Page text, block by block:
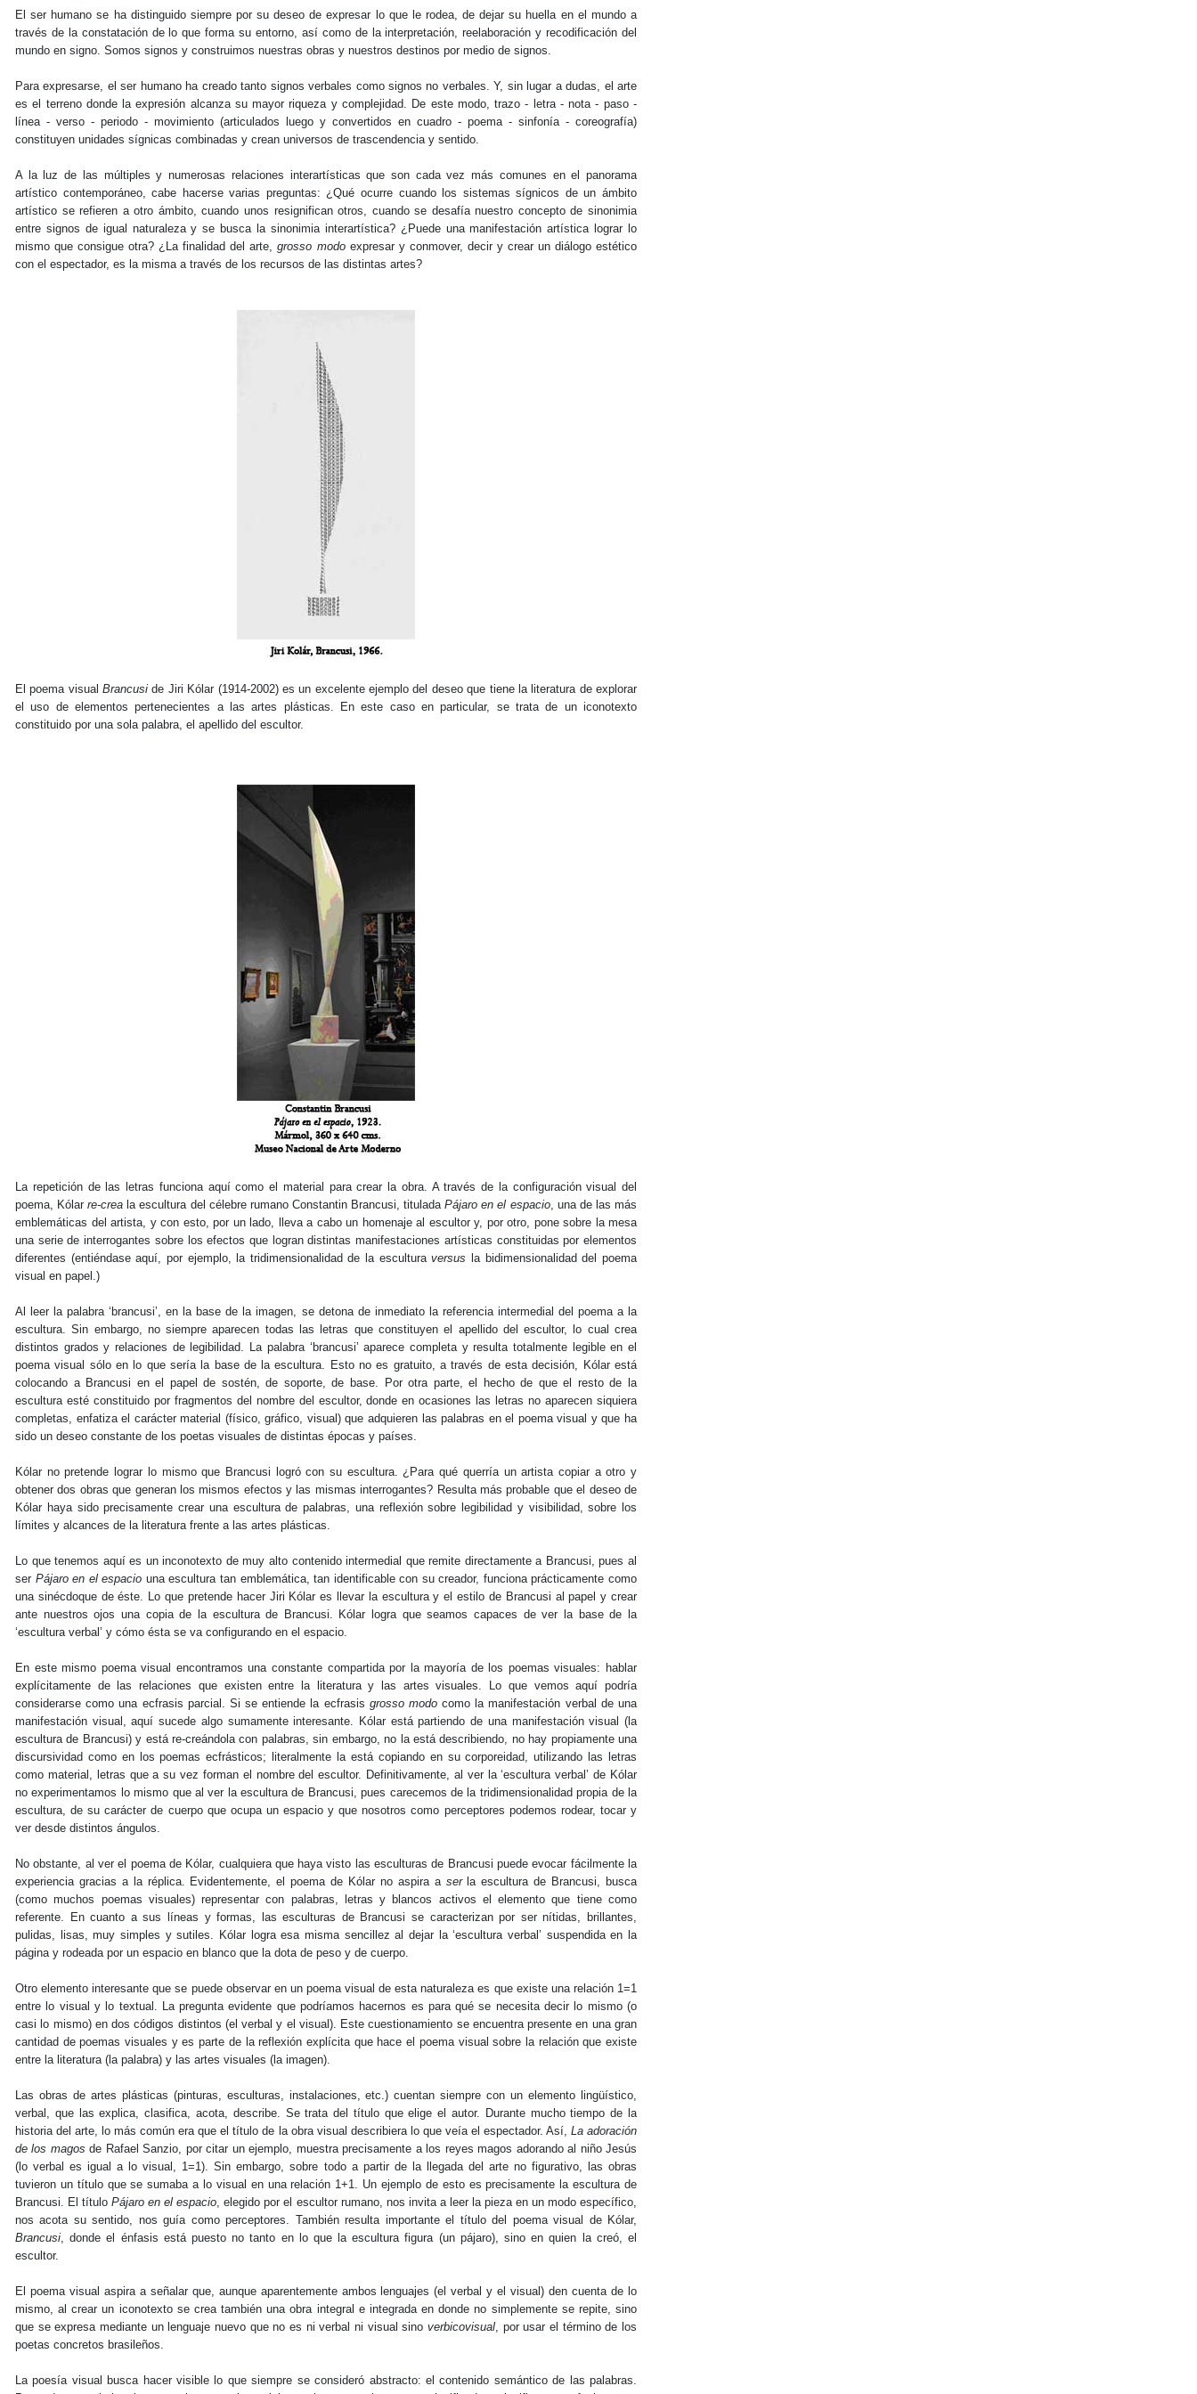
El ser humano se ha distinguido siempre por su deseo de expresar lo que le rodea, de dejar su huella en el mundo a
través de la constatación de lo que forma su entorno, así como de la interpretación, reelaboración y recodificación del
mundo en signo. Somos signos y construimos nuestras obras y nuestros destinos por medio de signos.
Para expresarse, el ser humano ha creado tanto signos verbales como signos no verbales. Y, sin lugar a dudas, el arte
es el terreno donde la expresión alcanza su mayor riqueza y complejidad. De este modo, trazo - letra - nota - paso -
línea - verso - periodo - movimiento (articulados luego y convertidos en cuadro - poema - sinfonía - coreografía)
constituyen unidades sígnicas combinadas y crean universos de trascendencia y sentido.
A la luz de las múltiples y numerosas relaciones interartísticas que son cada vez más comunes en el panorama
artístico contemporáneo, cabe hacerse varias preguntas: ¿Qué ocurre cuando los sistemas sígnicos de un ámbito
artístico se refieren a otro ámbito, cuando unos resignifican otros, cuando se desafía nuestro concepto de sinonimia
entre signos de igual naturaleza y se busca la sinonimia interartística? ¿Puede una manifestación artística lograr lo
mismo que consigue otra? ¿La finalidad del arte,grosso modoexpresar y conmover, decir y crear un diálogo estético
con el espectador, es la misma a través de los recursos de las distintas artes?
El poema visualBrancusi de Jiri Kólar (1914-2002) es un excelente ejemplo del deseo que tiene la literatura de explorar
el uso de elementos pertenecientes a las artes plásticas. En este caso en particular, se trata de un iconotexto
constituido por una sola palabra, el apellido del escultor.
La repetición de las letras funciona aquí como el material para crear la obra. A través de la configuración visual del
poema, Kólarre-crea la escultura del célebre rumano Constantin Brancusi, tituladaPájaro en el espacio, una de las más
emblemáticas del artista, y con esto, por un lado, lleva a cabo un homenaje al escultor y, por otro, pone sobre la mesa
una serie de interrogantes sobre los efectos que logran distintas manifestaciones artísticas constituidas por elementos
diferentes (entiéndase aquí, por ejemplo, la tridimensionalidad de la esculturaversus la bidimensionalidad del poema
visual en papel.)
Al leer la palabra ‘brancusi’, en la base de la imagen, se detona de inmediato la referencia intermedial del poema a la
escultura. Sin embargo, no siempre aparecen todas las letras que constituyen el apellido del escultor, lo cual crea
distintos grados y relaciones de legibilidad. La palabra ‘brancusi’ aparece completa y resulta totalmente legible en el
poema visual sólo en lo que sería la base de la escultura. Esto no es gratuito, a través de esta decisión, Kólar está
colocando a Brancusi en el papel de sostén, de soporte, de base. Por otra parte, el hecho de que el resto de la
escultura esté constituido por fragmentos del nombre del escultor, donde en ocasiones las letras no aparecen siquiera
completas, enfatiza el carácter material (físico, gráfico, visual) que adquieren las palabras en el poema visual y que ha
sido un deseo constante de los poetas visuales de distintas épocas y países.
Kólar no pretende lograr lo mismo que Brancusi logró con su escultura. ¿Para qué querría un artista copiar a otro y
obtener dos obras que generan los mismos efectos y las mismas interrogantes? Resulta más probable que el deseo de
Kólar haya sido precisamente crear una escultura de palabras, una reflexión sobre legibilidad y visibilidad, sobre los
límites y alcances de la literatura frente a las artes plásticas.
Lo que tenemos aquí es un inconotexto de muy alto contenido intermedial que remite directamente a Brancusi, pues al
ser Pájaro en el espacio una escultura tan emblemática, tan identificable con su creador, funciona prácticamente como
una sinécdoque de éste. Lo que pretende hacer Jiri Kólar es llevar la escultura y el estilo de Brancusi al papel y crear
ante nuestros ojos una copia de la escultura de Brancusi. Kólar logra que seamos capaces de ver la base de la
‘escultura verbal’ y cómo ésta se va configurando en el espacio.
En este mismo poema visual encontramos una constante compartida por la mayoría de los poemas visuales: hablar
explícitamente de las relaciones que existen entre la literatura y las artes visuales. Lo que vemos aquí podría
considerarse como una ecfrasis parcial. Si se entiende la ecfrasis grosso modocomo la manifestación verbal de una
manifestación visual, aquí sucede algo sumamente interesante. Kólar está partiendo de una manifestación visual (la
escultura de Brancusi) y está re-creándola con palabras, sin embargo, no la está describiendo, no hay propiamente una
discursividad como en los poemas ecfrásticos; literalmente la está copiando en su corporeidad, utilizando las letras
como material, letras que a su vez forman el nombre del escultor. Definitivamente, al ver la ‘escultura verbal’ de Kólar
no experimentamos lo mismo que al ver la escultura de Brancusi, pues carecemos de la tridimensionalidad propia de la
escultura, de su carácter de cuerpo que ocupa un espacio y que nosotros como perceptores podemos rodear, tocar y
ver desde distintos ángulos.
No obstante, al ver el poema de Kólar, cualquiera que haya visto las esculturas de Brancusi puede evocar fácilmente la
experiencia gracias a la réplica. Evidentemente, el poema de Kólar no aspira a serla escultura de Brancusi, busca
(como muchos poemas visuales) representar con palabras, letras y blancos activos el elemento que tiene como
referente. En cuanto a sus líneas y formas, las esculturas de Brancusi se caracterizan por ser nítidas, brillantes,
pulidas, lisas, muy simples y sutiles. Kólar logra esa misma sencillez al dejar la ‘escultura verbal’ suspendida en la
página y rodeada por un espacio en blanco que la dota de peso y de cuerpo.
Otro elemento interesante que se puede observar en un poema visual de esta naturaleza es que existe una relación 1=1
entre lo visual y lo textual. La pregunta evidente que podríamos hacernos es para qué se necesita decir lo mismo (o
casi lo mismo) en dos códigos distintos (el verbal y el visual). Este cuestionamiento se encuentra presente en una gran
cantidad de poemas visuales y es parte de la reflexión explícita que hace el poema visual sobre la relación que existe
entre la literatura (la palabra) y las artes visuales (la imagen).
Las obras de artes plásticas (pinturas, esculturas, instalaciones, etc.) cuentan siempre con un elemento lingüístico,
verbal, que las explica, clasifica, acota, describe. Se trata del título que elige el autor. Durante mucho tiempo de la
historia del arte, lo más común era que el título de la obra visual describiera lo que veía el espectador. Así, La adoración
de los magos de Rafael Sanzio, por citar un ejemplo, muestra precisamente a los reyes magos adorando al niño Jesús
(lo verbal es igual a lo visual, 1=1). Sin embargo, sobre todo a partir de la llegada del arte no figurativo, las obras
tuvieron un título que se sumaba a lo visual en una relación 1+1. Un ejemplo de esto es precisamente la escultura de
Brancusi. El títuloPájaro en el espacio, elegido por el escultor rumano, nos invita a leer la pieza en un modo específico,
nos acota su sentido, nos guía como perceptores. También resulta importante el título del poema visual de Kólar,
Brancusi, donde el énfasis está puesto no tanto en lo que la escultura figura (un pájaro), sino en quien la creó, el
escultor.
El poema visual aspira a señalar que, aunque aparentemente ambos lenguajes (el verbal y el visual) den cuenta de lo
mismo, al crear un iconotexto se crea también una obra integral e integrada en donde no simplemente se repite, sino
que se expresa mediante un lenguaje nuevo que no es ni verbal ni visual sino verbicovisual, por usar el término de los
poetas concretos brasileños.
La poesía visual busca hacer visible lo que siempre se consideró abstracto: el contenido semántico de las palabras.